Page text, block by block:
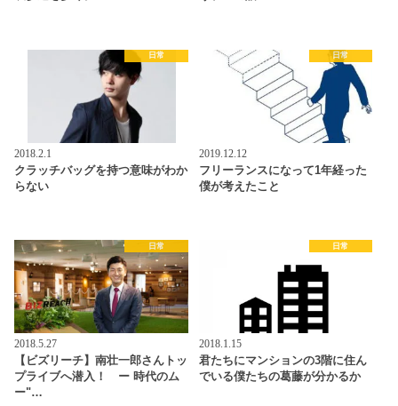
日常
2018.2.1
クラッチバッグを持つ意味がわか
らない
日常
2019.12.12
フリーランスになって1年経った
僕が考えたこと
日常
2018.5.27
【ビズリーチ】南壮一郎さんトッ
プライブへ潜入！ ー 時代のム
ー"…
日常
2018.1.15
君たちにマンションの3階に住ん
でいる僕たちの葛藤が分かるか